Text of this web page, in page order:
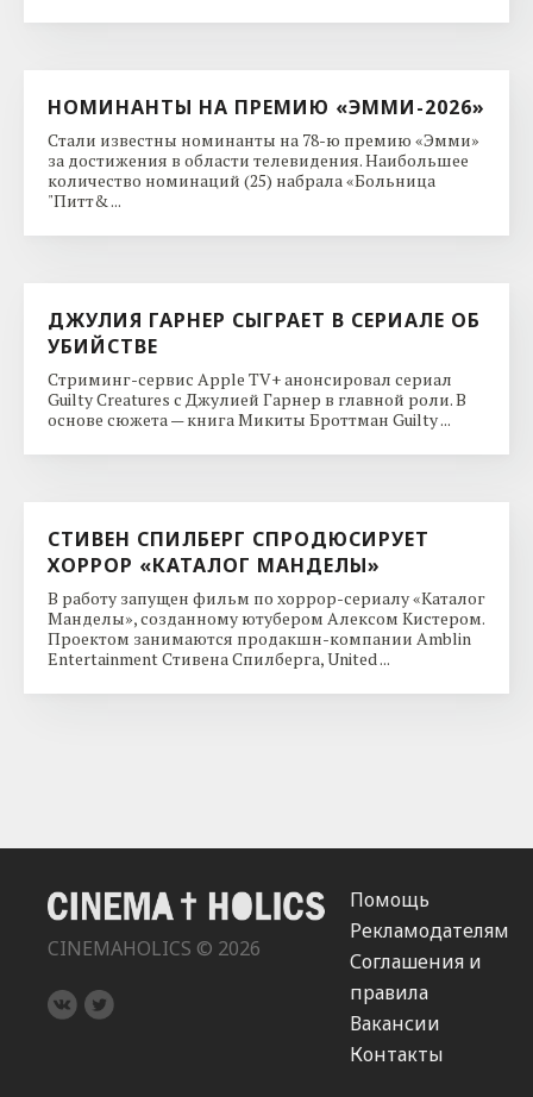
НОМИНАНТЫ НА ПРЕМИЮ «ЭММИ-2026»
Стали известны номинанты на 78-ю премию «Эмми»
за достижения в области телевидения. Наибольшее
количество номинаций (25) набрала «Больница
"Питт& ...
ДЖУЛИЯ ГАРНЕР СЫГРАЕТ В СЕРИАЛЕ ОБ
УБИЙСТВЕ
Стриминг-сервис Apple TV+ анонсировал сериал
Guilty Creatures с Джулией Гарнер в главной роли. В
основе сюжета — книга Микиты Броттман Guilty ...
СТИВЕН СПИЛБЕРГ СПРОДЮСИРУЕТ
ХОРРОР «КАТАЛОГ МАНДЕЛЫ»
В работу запущен фильм по хоррор-сериалу «Каталог
Манделы», созданному ютубером Алексом Кистером.
Проектом занимаются продакшн-компании Amblin
Entertainment Стивена Спилберга, United ...
CINEMAHOLICS © 2026
Помощь
Рекламодателям
Соглашения и
правила
Вакансии
Контакты